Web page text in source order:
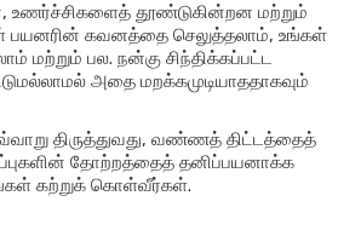
தூண்டுகின்றன மற்றும்
கவனத்தை செலுத்தலாம், உங்கள்
மற்றும் பல. நன்கு சிந்திக்கப்பட்ட
அதை மறக்கமுடியாததாகவும்
திருத்துவது, வண்ணத் திட்டத்தைத்
தோற்றத்தைத் தனிப்பயனாக்க
கற்றுக் கொள்வீர்கள்.